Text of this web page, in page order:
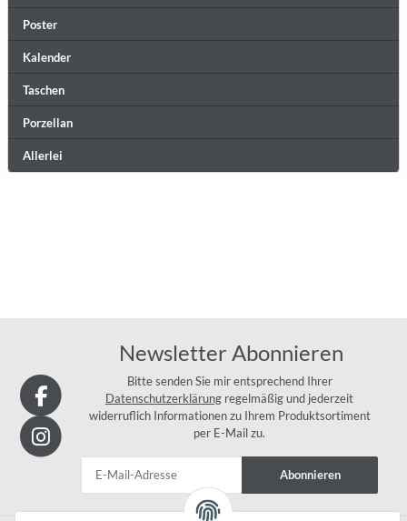
Poster
Kalender
Taschen
Porzellan
Allerlei
Newsletter Abonnieren
Bitte senden Sie mir entsprechend Ihrer
Datenschutzerklärung regelmäßig und jederzeit
widerruflich Informationen zu Ihrem Produktsortiment
per E-Mail zu.
Abonnieren